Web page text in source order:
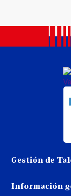
Gestión de
Trabaja con
Información